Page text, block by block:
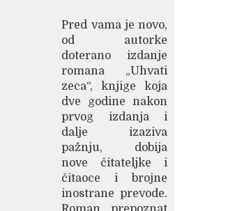
Pred vama je novo,
od autorke
doterano izdanje
romana „Uhvati
zeca“, knjige koja
dve godine nakon
prvog izdanja i
dalje izaziva
pažnju, dobija
nove čitateljke i
čitaoce i brojne
inostrane prevode.